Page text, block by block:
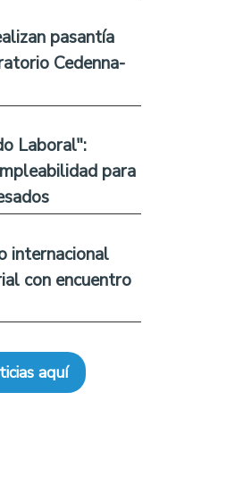
pasantía
Cedenna-
Laboral":
para
internacional
con encuentro
aquí